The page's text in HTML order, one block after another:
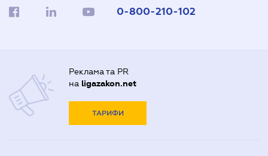
0-800-210-102
Реклама та PR
на ligazakon.net
ТАРИФИ